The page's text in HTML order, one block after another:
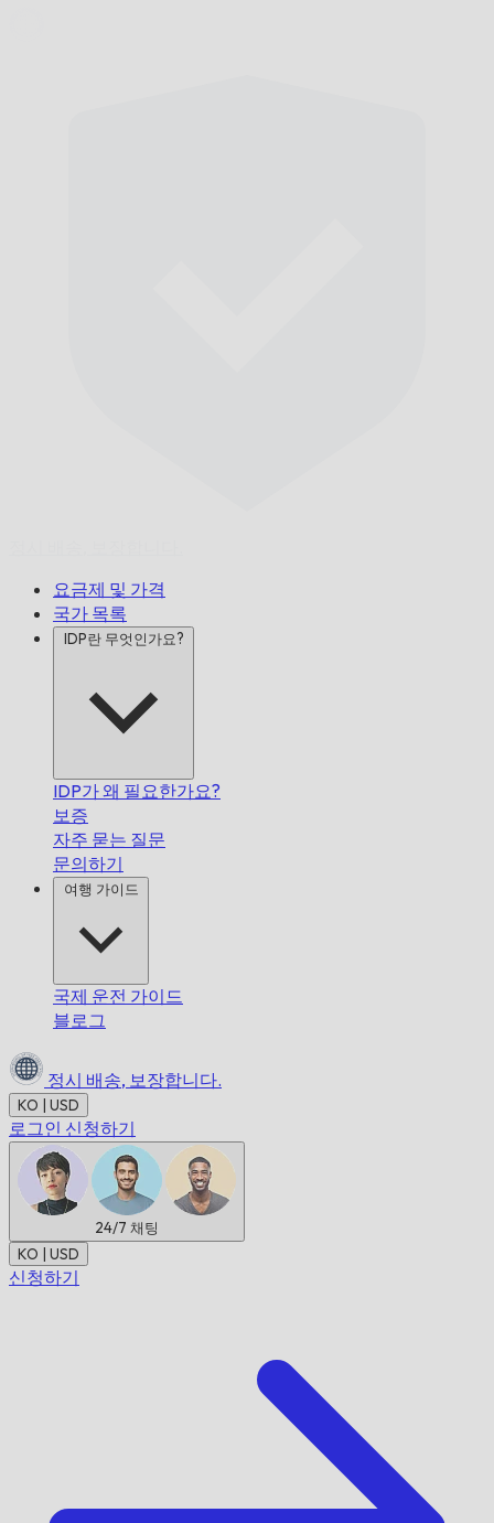
요금제 및 가격
국가 목록
IDP란 무엇인가요?
IDP가 왜 필요한가요?
보증
자주 묻는 질문
문의하기
여행 가이드
국제 운전 가이드
블로그
정시 배송, 보장합니다.
KO | USD
로그인 신청하기
24/7 채팅
KO | USD
신청하기